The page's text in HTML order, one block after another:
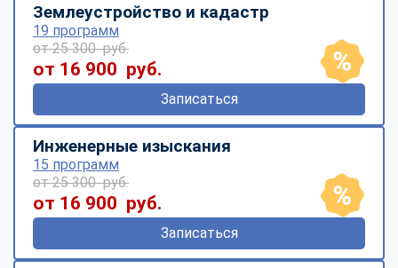
Землеустройство и кадастр
19 программ
от 25 300 руб.
от 16 900 руб.
Записаться
Инженерные изыскания
15 программ
от 25 300 руб.
от 16 900 руб.
Записаться